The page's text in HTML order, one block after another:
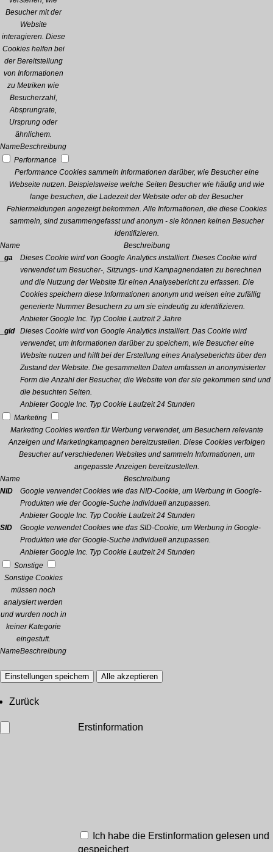
Besucher mit der
Website
interagieren. Diese
Cookies helfen bei
der Bereitstellung
von Informationen
zu Metriken wie
Besucherzahl,
Absprungrate,
Ursprung oder
ähnlichem.
NameBeschreibung
Performance
Performance Cookies sammeln Informationen darüber, wie Besucher eine
Webseite nutzen. Beispielsweise welche Seiten Besucher wie häufig und wie
lange besuchen, die Ladezeit der Website oder ob der Besucher
Fehlermeldungen angezeigt bekommen. Alle Informationen, die diese Cookies
sammeln, sind zusammengefasst und anonym - sie können keinen Besucher
identifizieren.
Name
Beschreibung
_ga
Dieses Cookie wird von Google Analytics installiert. Dieses Cookie wird
verwendet um Besucher-, Sitzungs- und Kampagnendaten zu berechnen
und die Nutzung der Website für einen Analysebericht zu erfassen. Die
Cookies speichern diese Informationen anonym und weisen eine zufällig
generierte Nummer Besuchern zu um sie eindeutig zu identifizieren.
Anbieter Google Inc. Typ Cookie Laufzeit 2 Jahre
_gid
Dieses Cookie wird von Google Analytics installiert. Das Cookie wird
verwendet, um Informationen darüber zu speichern, wie Besucher eine
Website nutzen und hilft bei der Erstellung eines Analyseberichts über den
Zustand der Website. Die gesammelten Daten umfassen in anonymisierter
Form die Anzahl der Besucher, die Website von der sie gekommen sind und
die besuchten Seiten.
Anbieter Google Inc. Typ Cookie Laufzeit 24 Stunden
Marketing
Marketing Cookies werden für Werbung verwendet, um Besuchern relevante
Anzeigen und Marketingkampagnen bereitzustellen. Diese Cookies verfolgen
Besucher auf verschiedenen Websites und sammeln Informationen, um
angepasste Anzeigen bereitzustellen.
Name
Beschreibung
NID
Google verwendet Cookies wie das NID-Cookie, um Werbung in Google-
Produkten wie der Google-Suche individuell anzupassen.
Anbieter Google Inc. Typ Cookie Laufzeit 24 Stunden
SID
Google verwendet Cookies wie das SID-Cookie, um Werbung in Google-
Produkten wie der Google-Suche individuell anzupassen.
Anbieter Google Inc. Typ Cookie Laufzeit 24 Stunden
Sonstige
Sonstige Cookies
müssen noch
analysiert werden
und wurden noch in
keiner Kategorie
eingestuft.
NameBeschreibung
Einstellungen speichern Alle akzeptieren
Zurück
Erstinformation
Ich habe die Erstinformation gelesen und
gespeichert